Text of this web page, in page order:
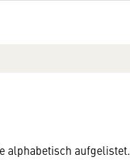
alphabetisch aufgelistet.